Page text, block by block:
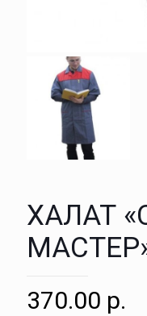
ХАЛАТ
370.00 р.